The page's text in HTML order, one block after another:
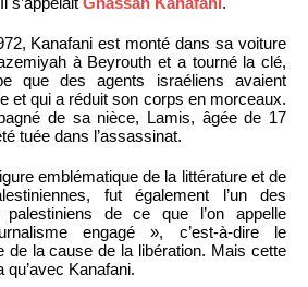
Kanafani est monté dans sa voiture
à Beyrouth et a tourné la clé,
que des agents israéliens avaient
et qui a réduit son corps en morceaux.
de sa nièce, Lamis, âgée de 17
tuée dans l’assassinat.
emblématique de la littérature et de
fut également l’un des
palestiniens de ce que l’on appelle
engagé », c’est-à-dire le
de la cause de la libération. Mais cette
Kanafani.